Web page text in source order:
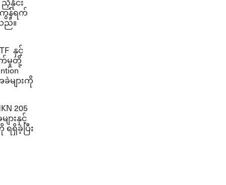
ကွန်ရက်
ည်။
နှင့်
က်မှုတို့
များကို
205
ားနှင့်
ရှိခဲ့ပြီး